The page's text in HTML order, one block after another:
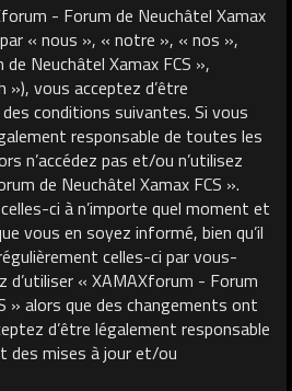
- Forum de Neuchâtel Xamax
« nous », « notre », « nos »,
Neuchâtel Xamax FCS »,
vous acceptez d’être
conditions suivantes. Si vous
responsable de toutes les
n’accédez pas et/ou n’utilisez
de Neuchâtel Xamax FCS ».
ci à n’importe quel moment et
vous en soyez informé, bien qu’il
celles-ci par vous-
d’utiliser « XAMAXforum - Forum
» alors que des changements ont
d’être légalement responsable
des mises à jour et/ou